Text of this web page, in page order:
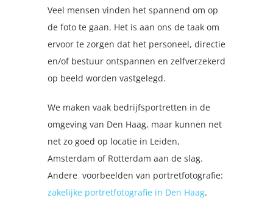
Veel mensen vinden het spannend om op
de foto te gaan. Het is aan ons de taak om
ervoor te zorgen dat het personeel, directie
en/of bestuur ontspannen en zelfverzekerd
op beeld worden vastgelegd.
We maken vaak bedrijfsportretten in de
omgeving van Den Haag, maar kunnen net
net zo goed op locatie in Leiden,
Amsterdam of Rotterdam aan de slag.
Andere voorbeelden van portretfotografie:
zakelijke portretfotografie in Den Haag.